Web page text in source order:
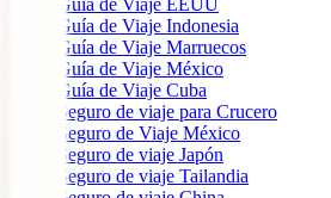
Guía de Viaje Indonesia
Guía de Viaje Marruecos
Guía de Viaje México
Guía de Viaje Cuba
Seguro de viaje para Crucero
Seguro de Viaje México
Seguro de viaje Japón
Seguro de viaje Tailandia